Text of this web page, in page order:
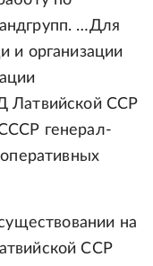
…Для
и организации
Латвийской ССР
генерал-
на
ССР